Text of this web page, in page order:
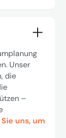
Unser
die
–
uns, um